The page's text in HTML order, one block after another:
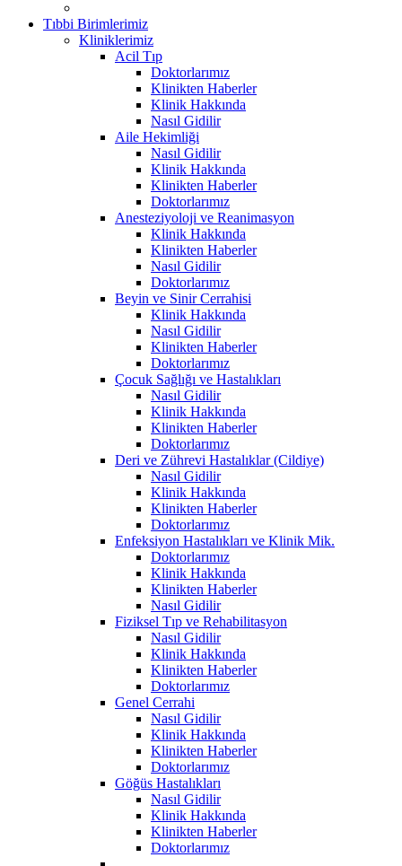
Tıbbi Birimlerimiz
Kliniklerimiz
Acil Tıp
Doktorlarımız
Klinikten Haberler
Klinik Hakkında
Nasıl Gidilir
Aile Hekimliği
Nasıl Gidilir
Klinik Hakkında
Klinikten Haberler
Doktorlarımız
Anesteziyoloji ve Reanimasyon
Klinik Hakkında
Klinikten Haberler
Nasıl Gidilir
Doktorlarımız
Beyin ve Sinir Cerrahisi
Klinik Hakkında
Nasıl Gidilir
Klinikten Haberler
Doktorlarımız
Çocuk Sağlığı ve Hastalıkları
Nasıl Gidilir
Klinik Hakkında
Klinikten Haberler
Doktorlarımız
Deri ve Zührevi Hastalıklar (Cildiye)
Nasıl Gidilir
Klinik Hakkında
Klinikten Haberler
Doktorlarımız
Enfeksiyon Hastalıkları ve Klinik Mik.
Doktorlarımız
Klinik Hakkında
Klinikten Haberler
Nasıl Gidilir
Fiziksel Tıp ve Rehabilitasyon
Nasıl Gidilir
Klinik Hakkında
Klinikten Haberler
Doktorlarımız
Genel Cerrahi
Nasıl Gidilir
Klinik Hakkında
Klinikten Haberler
Doktorlarımız
Göğüs Hastalıkları
Nasıl Gidilir
Klinik Hakkında
Klinikten Haberler
Doktorlarımız